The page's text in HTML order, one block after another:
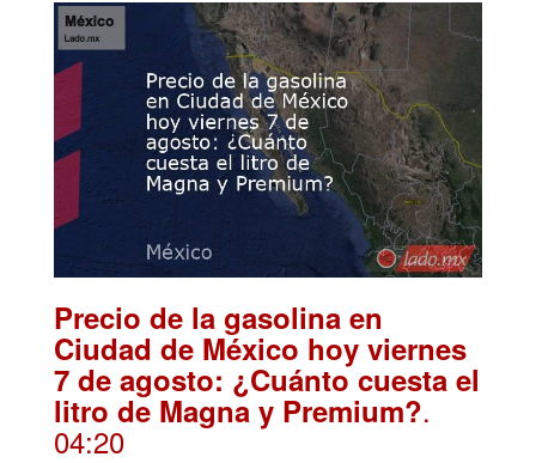
Precio de la gasolina en
Ciudad de México hoy viernes
7 de agosto: ¿Cuánto cuesta el
litro de Magna y Premium?.
04:20